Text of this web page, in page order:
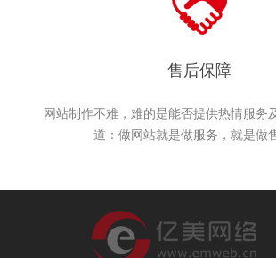
售后保障
网站制作不难，难的是能否提供热情服务
道：做网站就是做服务，就是做